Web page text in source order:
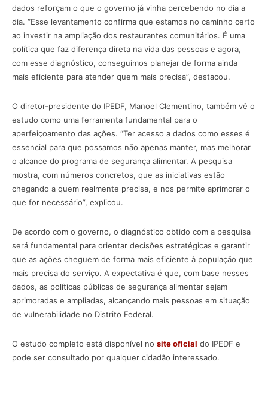
dados reforçam o que o governo já vinha percebendo no dia a
dia. “Esse levantamento confirma que estamos no caminho certo
ao investir na ampliação dos restaurantes comunitários. É uma
política que faz diferença direta na vida das pessoas e agora,
com esse diagnóstico, conseguimos planejar de forma ainda
mais eficiente para atender quem mais precisa”, destacou.
O diretor-presidente do IPEDF, Manoel Clementino, também vê o
estudo como uma ferramenta fundamental para o
aperfeiçoamento das ações. “Ter acesso a dados como esses é
essencial para que possamos não apenas manter, mas melhorar
o alcance do programa de segurança alimentar. A pesquisa
mostra, com números concretos, que as iniciativas estão
chegando a quem realmente precisa, e nos permite aprimorar o
que for necessário”, explicou.
De acordo com o governo, o diagnóstico obtido com a pesquisa
será fundamental para orientar decisões estratégicas e garantir
que as ações cheguem de forma mais eficiente à população que
mais precisa do serviço. A expectativa é que, com base nesses
dados, as políticas públicas de segurança alimentar sejam
aprimoradas e ampliadas, alcançando mais pessoas em situação
de vulnerabilidade no Distrito Federal.
O estudo completo está disponível no site oficial do IPEDF e
pode ser consultado por qualquer cidadão interessado.